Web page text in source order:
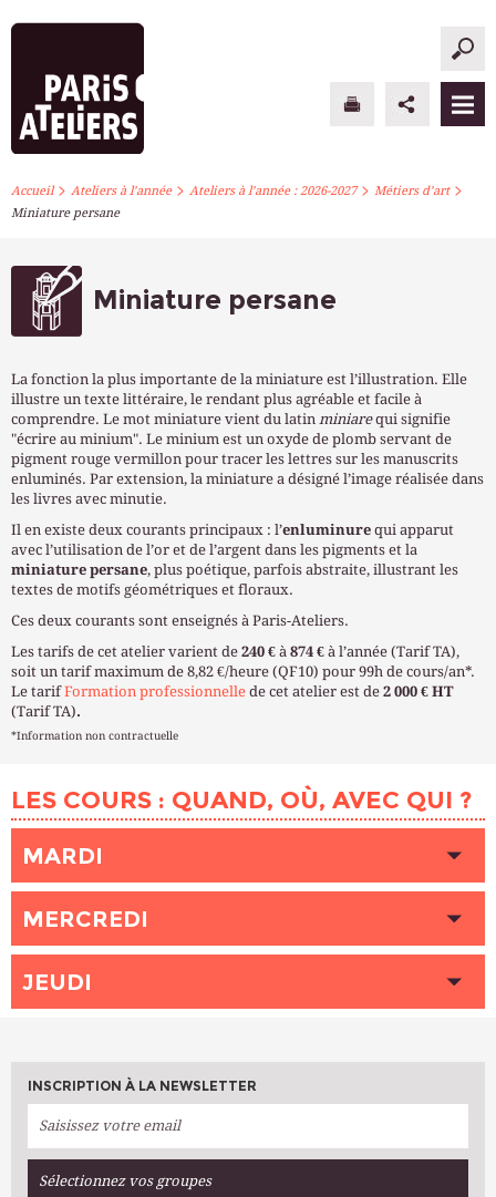
PARIS ATELIERS
ATELIERS À L’ANNÉE
INFOS PRATIQUES
S’INSCRIRE
Accueil> Ateliers à l’année> Ateliers à l’année : 2026-2027> Métiers d’art>
Miniature persane
Miniature persane
La fonction la plus importante de la miniature est l’illustration. Elle
illustre un texte littéraire, le rendant plus agréable et facile à
comprendre. Le mot miniature vient du latin miniarequi signifie
"écrire au minium". Le minium est un oxyde de plomb servant de
pigment rouge vermillon pour tracer les lettres sur les manuscrits
enluminés. Par extension, la miniature a désigné l’image réalisée dans
les livres avec minutie.
Il en existe deux courants principaux : l’enluminure qui apparut
avec l’utilisation de l’or et de l’argent dans les pigments et la
miniature persane, plus poétique, parfois abstraite, illustrant les
textes de motifs géométriques et floraux.
Ces deux courants sont enseignés à Paris-Ateliers.
Les tarifs de cet atelier varient de 240 € à 874 € à l’année (Tarif TA),
soit un tarif maximum de 8,82 €/heure (QF10) pour 99h de cours/an*.
Le tarifFormation professionnelle de cet atelier est de 2 000 € HT
(Tarif TA).
*Information non contractuelle
LES COURS : QUAND, OÙ, AVEC QUI ?
MARDI
HEURE 14h30 - 17h30
LIEU VAUGIRARD (Paris 6ème)
INTERVENANT (E) AMINIVALASHANI Fahimeh
PLACES DISPONIBLES
INTERVENANT (E) AMINIVALASHANI Fahimeh
PLACES DISPONIBLES Complet
MERCREDI
HEURE 18h00 - 21h00
LIEU VAUGIRARD (Paris 6ème)
JEUDI
INTERVENANT (E) GUILLOT-GARNIER Isabelle
PLACES DISPONIBLES 1
HEURE 18h00 - 21h00
LIEU VAUGIRARD (Paris 6ème)
INSCRIPTION À LA NEWSLETTER
Sélectionnez vos groupes